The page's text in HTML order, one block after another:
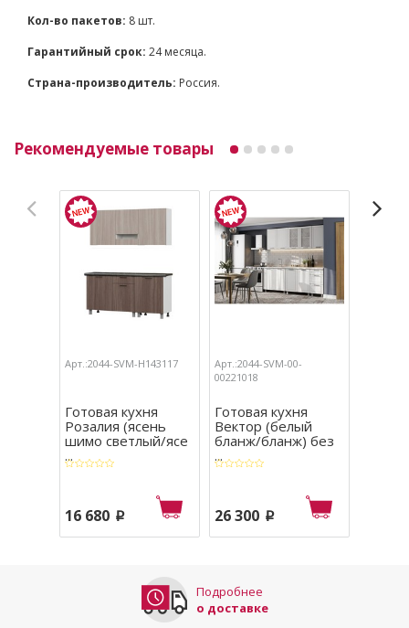
Кол-во пакетов: 8 шт.
Гарантийный срок: 24 месяца.
Страна-производитель: Россия.
Рекомендуемые товары
Арт.:2044-SVM-Н143117
Готовая кухня
Розалия (ясень
шимо светлый/ясе
...
16 680 p
Арт.:2044-SVM-00-
00221018
Готовая кухня
Вектор (белый
бланж/бланж) без
...
26 300 p
Подробнее
о доставке